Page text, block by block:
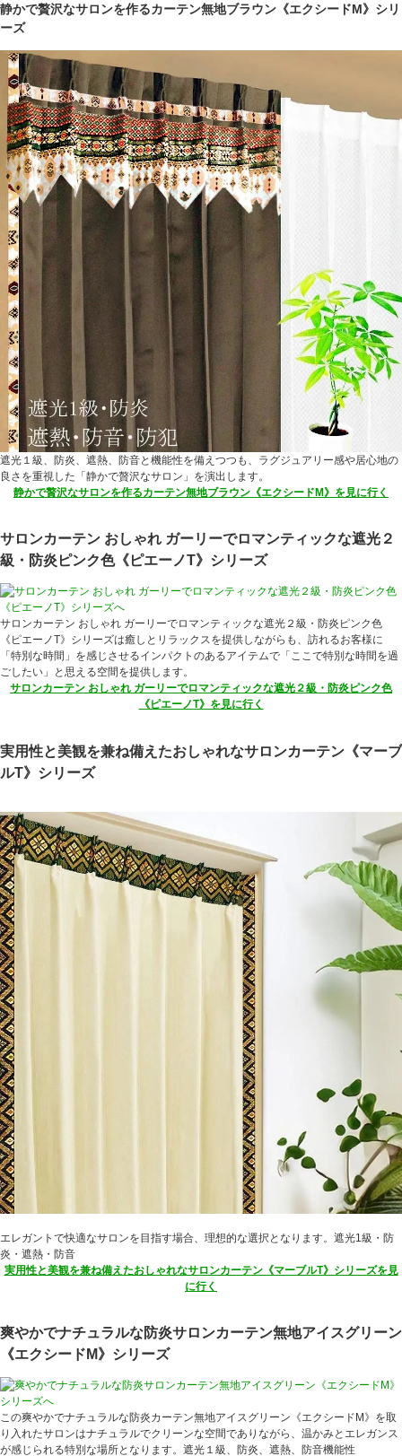
静かで贅沢なサロンを作るカーテン無地ブラウン《エクシードM》シリ
ーズ
遮光１級、防炎、遮熱、防音と機能性を備えつつも、ラグジュアリー感や居心地の
良さを重視した「静かで贅沢なサロン」を演出します。
静かで贅沢なサロンを作るカーテン無地ブラウン《エクシードM》を見に行く
サロンカーテン おしゃれ ガーリーでロマンティックな遮光２
級・防炎ピンク色《ピエーノT》シリーズ
サロンカーテン おしゃれ ガーリーでロマンティックな遮光２級・防炎ピンク色
《ピエーノT》シリーズは癒しとリラックスを提供しながらも、訪れるお客様に
「特別な時間」を感じさせるインパクトのあるアイテムで「ここで特別な時間を過
ごしたい」と思える空間を提供します。
サロンカーテン おしゃれ ガーリーでロマンティックな遮光２級・防炎ピンク色
《ピエーノT》を見に行く
実用性と美観を兼ね備えたおしゃれなサロンカーテン《マーブ
ルT》シリーズ
エレガントで快適なサロンを目指す場合、理想的な選択となります。遮光1級・防
炎・遮熱・防音
実用性と美観を兼ね備えたおしゃれなサロンカーテン《マーブルT》シリーズを見
に行く
爽やかでナチュラルな防炎サロンカーテン無地アイスグリーン
《エクシードM》シリーズ
この爽やかでナチュラルな防炎カーテン無地アイスグリーン《エクシードM》を取
り入れたサロンはナチュラルでクリーンな空間でありながら、温かみとエレガンス
が感じられる特別な場所となります。遮光１級、防炎、遮熱、防音機能性